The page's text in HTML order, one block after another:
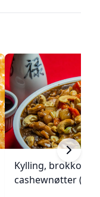
Kylling, brokkoli og
cashewnøtter